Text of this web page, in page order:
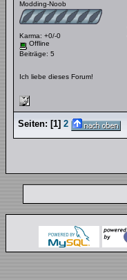
Modding-Noob
Karma: +0/-0
Offline
Beiträge: 5
Ich liebe dieses Forum!
Seiten: [1] 2